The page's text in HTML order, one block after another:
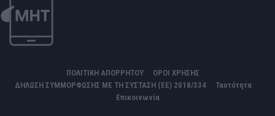
ΠΟΛΙΤΙΚΗ ΑΠΟΡΡΗΤΟΥ
ΟΡΟΙ ΧΡΗΣΗΣ
ΔΗΛΩΣΗ ΣΥΜΜΟΡΦΩΣΗΣ ΜΕ ΤΗ ΣΥΣΤΑΣΗ (ΕΕ) 2018/334
Ταυτότητα
Επικοινωνία